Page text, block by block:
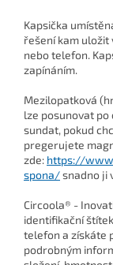
Kapsička
řešení kam uložit
nebo telefon.
zapínáním.
Mezilopatková
lze posunovat
sundat, pokud
pregerujete
zde: https://
spona/snadno ji
Circoola® ​ -
identifikační
telefon a získáte
podrobným